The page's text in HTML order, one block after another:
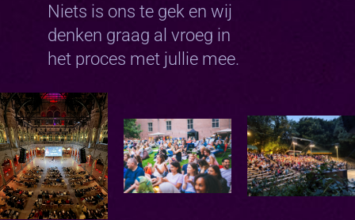
Niets is ons te gek en wij
denken graag al vroeg in
het proces met jullie mee.
oc